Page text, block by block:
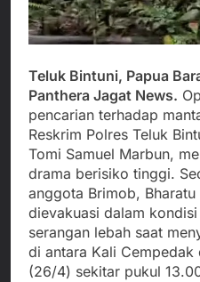
Teluk Bintuni, Papua
Panthera Jagat News.
pencarian terhadap
Reskrim Polres Teluk
Tomi Samuel Marbun,
drama berisiko tinggi.
anggota Brimob,
dievakuasi dalam
serangan lebah saat
di antara Kali Cempedak
(26/4) sekitar pukul